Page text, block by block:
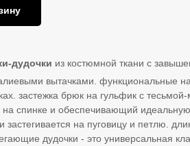
дудочки из костюмной ткани с
вытачками. функциональные
застежка брюк на гульфик с
на спинке и обеспечивающий
застегивается на пуговицу и петлю.
дудочки - это универсальная